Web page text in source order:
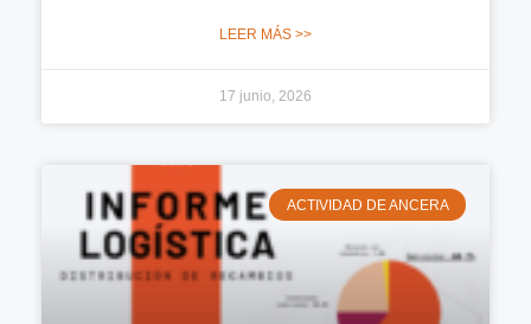
LEER MÁS >>
17 junio, 2026
ACTIVIDAD DE ANCERA